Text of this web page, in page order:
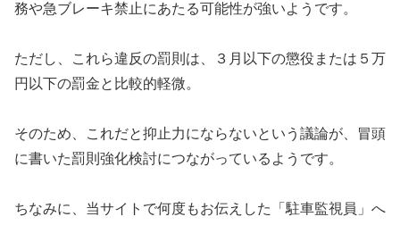
務や急ブレーキ禁止にあたる可能性が強いようです。
ただし、これら違反の罰則は、３月以下の懲役または５万
円以下の罰金と比較的軽微。
そのため、これだと抑止力にならないという議論が、冒頭
に書いた罰則強化検討につながっているようです。
ちなみに、当サイトで何度もお伝えした「駐車監視員」へ